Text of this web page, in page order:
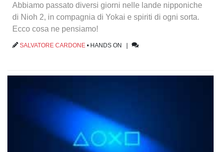
Abbiamo passato diversi giorni nelle lande nipponiche
di Nioh 2, in compagnia di Yokai e spiriti di ogni sorta.
Ecco cosa ne pensiamo!
SALVATORE CARDONE • HANDS ON |